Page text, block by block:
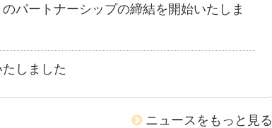
パートナーシップの締結を開始いたしま
しました
ニュースをもっと見る